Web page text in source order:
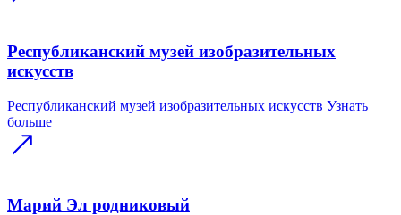
Республиканский музей изобразительных
искусств
Республиканский музей изобразительных искусств Узнать
больше
Марий Эл родниковый